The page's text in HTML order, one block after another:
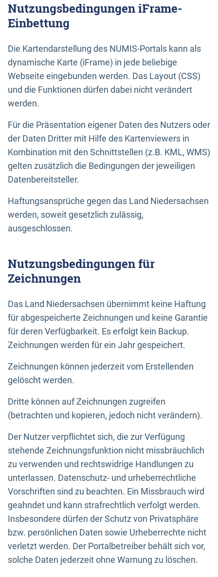
Nutzungsbedingungen iFrame-
Einbettung
Die Kartendarstellung des NUMIS-Portals kann als
dynamische Karte (iFrame) in jede beliebige
Webseite eingebunden werden. Das Layout (CSS)
und die Funktionen dürfen dabei nicht verändert
werden.
Für die Präsentation eigener Daten des Nutzers oder
der Daten Dritter mit Hilfe des Kartenviewers in
Kombination mit den Schnittstellen (z.B. KML, WMS)
gelten zusätzlich die Bedingungen der jeweiligen
Datenbereitsteller.
Haftungsansprüche gegen das Land Niedersachsen
werden, soweit gesetzlich zulässig,
ausgeschlossen.
Nutzungsbedingungen für
Zeichnungen
Das Land Niedersachsen übernimmt keine Haftung
für abgespeicherte Zeichnungen und keine Garantie
für deren Verfügbarkeit. Es erfolgt kein Backup.
Zeichnungen werden für ein Jahr gespeichert.
Zeichnungen können jederzeit vom Erstellenden
gelöscht werden.
Dritte können auf Zeichnungen zugreifen
(betrachten und kopieren, jedoch nicht verändern).
Der Nutzer verpflichtet sich, die zur Verfügung
stehende Zeichnungsfunktion nicht missbräuchlich
zu verwenden und rechtswidrige Handlungen zu
unterlassen. Datenschutz- und urheberrechtliche
Vorschriften sind zu beachten. Ein Missbrauch wird
geahndet und kann strafrechtlich verfolgt werden.
Insbesondere dürfen der Schutz von Privatsphäre
bzw. persönlichen Daten sowie Urheberrechte nicht
verletzt werden. Der Portalbetreiber behält sich vor,
solche Daten jederzeit ohne Warnung zu löschen.